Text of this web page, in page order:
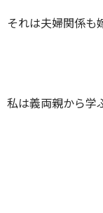
それは夫婦関係も
私は義両親から学